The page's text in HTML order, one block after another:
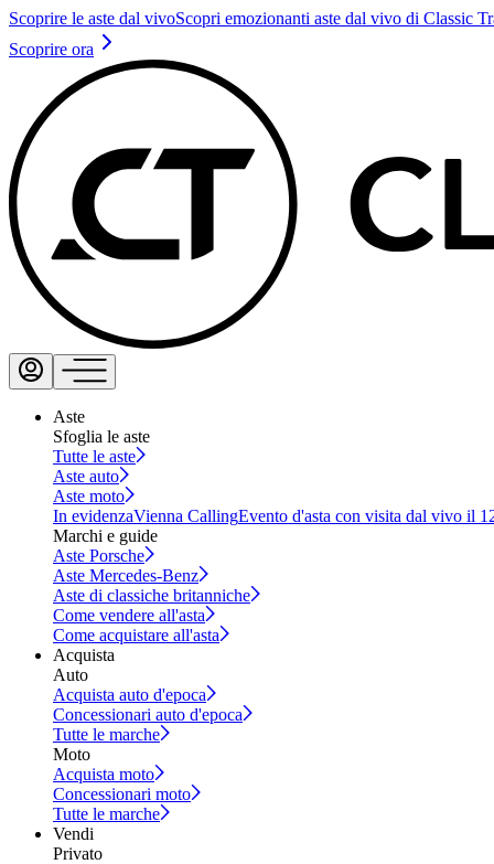
Scoprire le aste dal vivoScopri emozionanti aste dal vivo di Classic
Scoprire ora
Aste
Sfoglia le aste
Tutte le aste
Aste auto
Aste moto
In evidenzaVienna CallingEvento d'asta con visita dal vivo il
Marchi e guide
Aste Porsche
Aste Mercedes-Benz
Aste di classiche britanniche
Come vendere all'asta
Come acquistare all'asta
Acquista
Auto
Acquista auto d'epoca
Concessionari auto d'epoca
Tutte le marche
Moto
Acquista moto
Concessionari moto
Tutte le marche
Vendi
Privato